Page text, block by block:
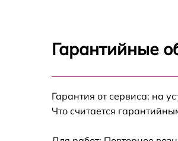
QLED 4K QL65UD700AD
QLED 4K QL65UD700AD
Прошивка блока
65" QLED 4K
Замена лампы
Гарантийные
Гарантия от сервиса: на
Что считается